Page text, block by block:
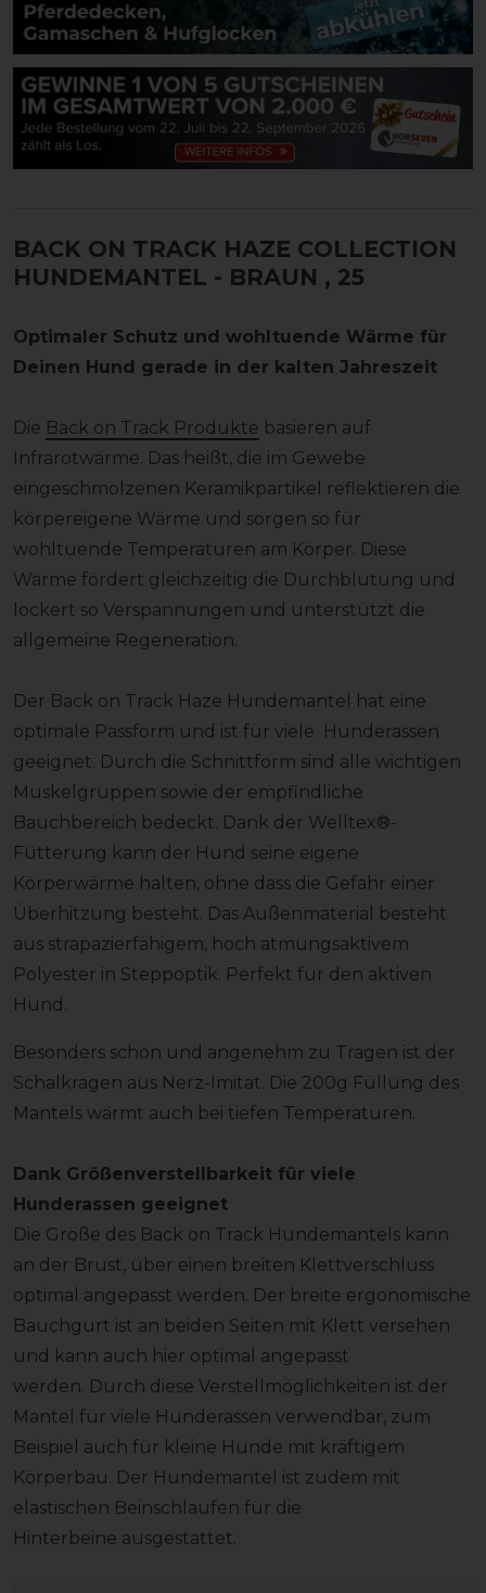
BACK ON TRACK HAZE COLLECTION
HUNDEMANTEL - BRAUN , 25
Optimaler Schutz und wohltuende Wärme für
Deinen Hund gerade in der kalten Jahreszeit
Die Back on Track Produkte basieren auf
Infrarotwärme. Das heißt, die im Gewebe
eingeschmolzenen Keramikpartikel reflektieren die
körpereigene Wärme und sorgen so für
wohltuende Temperaturen am Körper. Diese
Wärme fördert gleichzeitig die Durchblutung und
lockert so Verspannungen und unterstützt die
allgemeine Regeneration.
Der Back on Track Haze Hundemantel hat eine
optimale Passform und ist für viele Hunderassen
geeignet. Durch die Schnittform sind alle wichtigen
Muskelgruppen sowie der empfindliche
Bauchbereich bedeckt. Dank der Welltex®-
Fütterung kann der Hund seine eigene
Körperwärme halten, ohne dass die Gefahr einer
Überhitzung besteht. Das Außenmaterial besteht
aus strapazierfähigem, hoch atmungsaktivem
Polyester in Steppoptik. Perfekt für den aktiven
Hund.
Besonders schön und angenehm zu Tragen ist der
Schalkragen aus Nerz-Imitat. Die 200g Füllung des
Mantels wärmt auch bei tiefen Temperaturen.
Dank Größenverstellbarkeit für viele
Hunderassen geeignet
Die Größe des Back on Track Hundemantels kann
an der Brust, über einen breiten Klettverschluss
optimal angepasst werden. Der breite ergonomische
Bauchgurt ist an beiden Seiten mit Klett versehen
und kann auch hier optimal angepasst
werden. Durch diese Verstellmöglichkeiten ist der
Mantel für viele Hunderassen verwendbar, zum
Beispiel auch für kleine Hunde mit kräftigem
Körperbau. Der Hundemantel ist zudem mit
elastischen Beinschlaufen für die
Hinterbeine ausgestattet.